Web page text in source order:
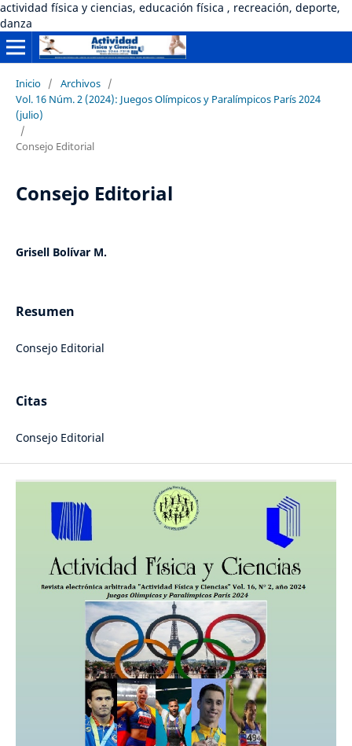
actividad física y ciencias, educación física , recreación, deporte,
danza
Inicio / Archivos /
Vol. 16 Núm. 2 (2024): Juegos Olímpicos y Paralímpicos París 2024
(julio)
/
Consejo Editorial
Consejo Editorial
Grisell Bolívar M.
Resumen
Consejo Editorial
Citas
Consejo Editorial